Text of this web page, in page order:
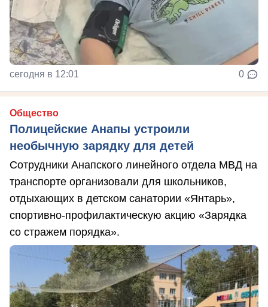
сегодня в 12:01 0
Общество
Полицейские Анапы устроили
необычную зарядку для детей
Сотрудники Анапского линейного отдела МВД на
транспорте организовали для школьников,
отдыхающих в детском санатории «Янтарь»,
спортивно-профилактическую акцию «Зарядка
со стражем порядка».